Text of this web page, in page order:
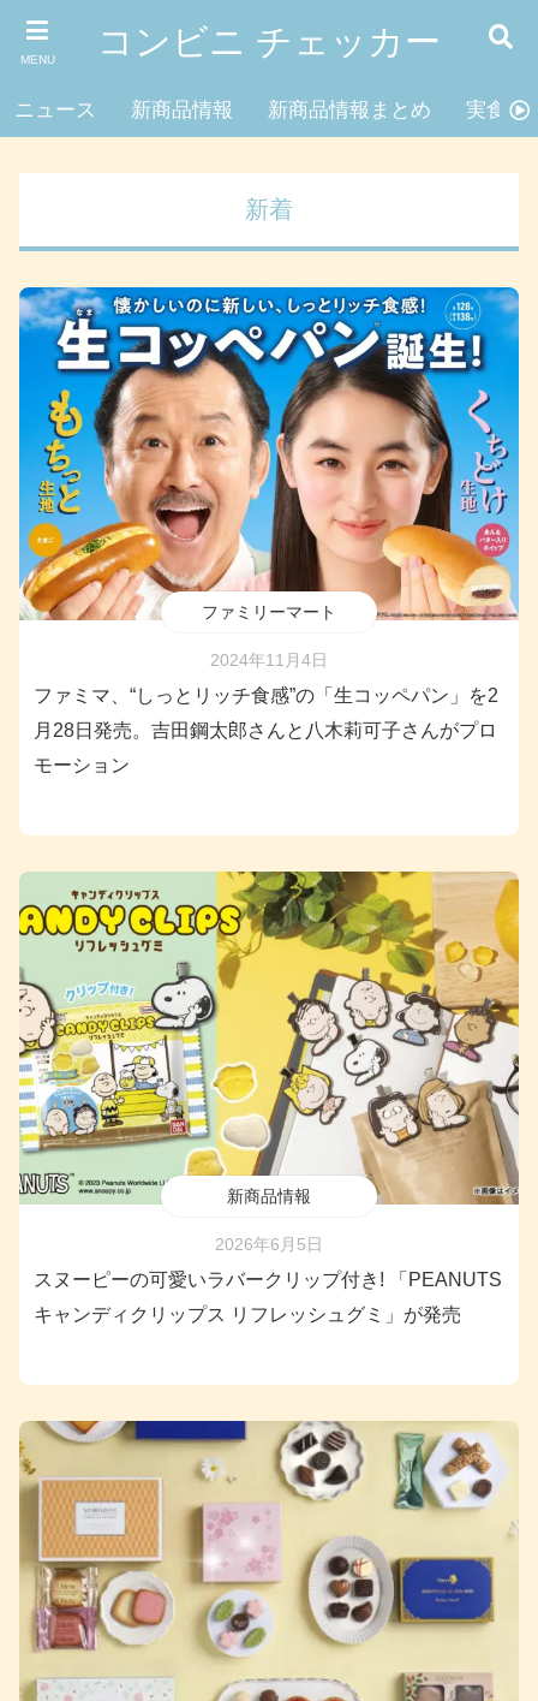
MENU コンビニ チェッカー
ニュース 新商品情報 新商品情報まとめ 実食レ
新着
ファミリーマート
2024年11月4日
ファミマ、“しっとリッチ食感”の「生コッペパン」を2
月28日発売。吉田鋼太郎さんと八木莉可子さんがプロ
モーション
新商品情報
2026年6月5日
スヌーピーの可愛いラバークリップ付き! 「PEANUTS
キャンディクリップス リフレッシュグミ」が発売